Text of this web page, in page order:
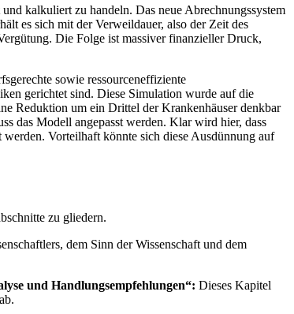
kalkuliert zu handeln. Das neue Abrechnungssystem
es sich mit der Verweildauer, also der Zeit des
Die Folge ist massiver finanzieller Druck,
sowie ressourceneffiziente
gerichtet sind. Diese Simulation wurde auf die
Reduktion um ein Drittel der Krankenhäuser denkbar
das Modell angepasst werden. Klar wird hier, dass
Vorteilhaft könnte sich diese Ausdünnung auf
zu gliedern.
dem Sinn der Wissenschaft und dem
und Handlungsempfehlungen“: Dieses Kapitel